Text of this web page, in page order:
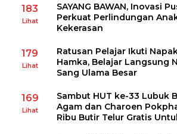
183
Lihat
SAYANG BAWAN, Inovasi
Perkuat Perlindungan
Kekerasan
179
Lihat
Ratusan Pelajar Ikuti
Hamka, Belajar Langsung
Sang Ulama Besar
169
Lihat
Sambut HUT ke-33 Lubuk
Agam dan Charoen
Ribu Butir Telur Gratis